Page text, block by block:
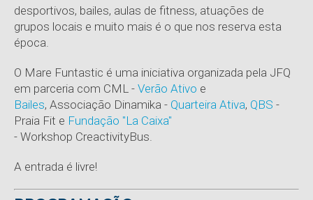
desportivos, bailes, aulas de fitness, atuações de
grupos locais e muito mais é o que nos reserva esta
época.
O Mare Funtastic é uma iniciativa organizada pela JFQ
em parceria com CML - Verão Ativo e
Bailes, Associação Dinamika - Quarteira Ativa, QBS -
Praia Fit e Fundação "La Caixa"
- Workshop CreactivityBus.
A entrada é livre!